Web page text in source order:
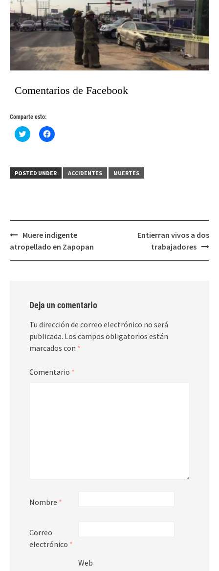
Comentarios de Facebook
Comparte esto:
Haz
clic
(Se
abre
Haz
clic
(Se
abre
POSTED UNDER ACCIDENTES MUERTES
Post
navigation
Muere indigente
atropellado en Zapopan
Entierran vivos a dos
trabajadores
Deja un comentario
Tu dirección de correo electrónico no será
publicada. Los campos obligatorios están
marcados con *
Comentario *
Nombre *
Correo
electrónico *
Web